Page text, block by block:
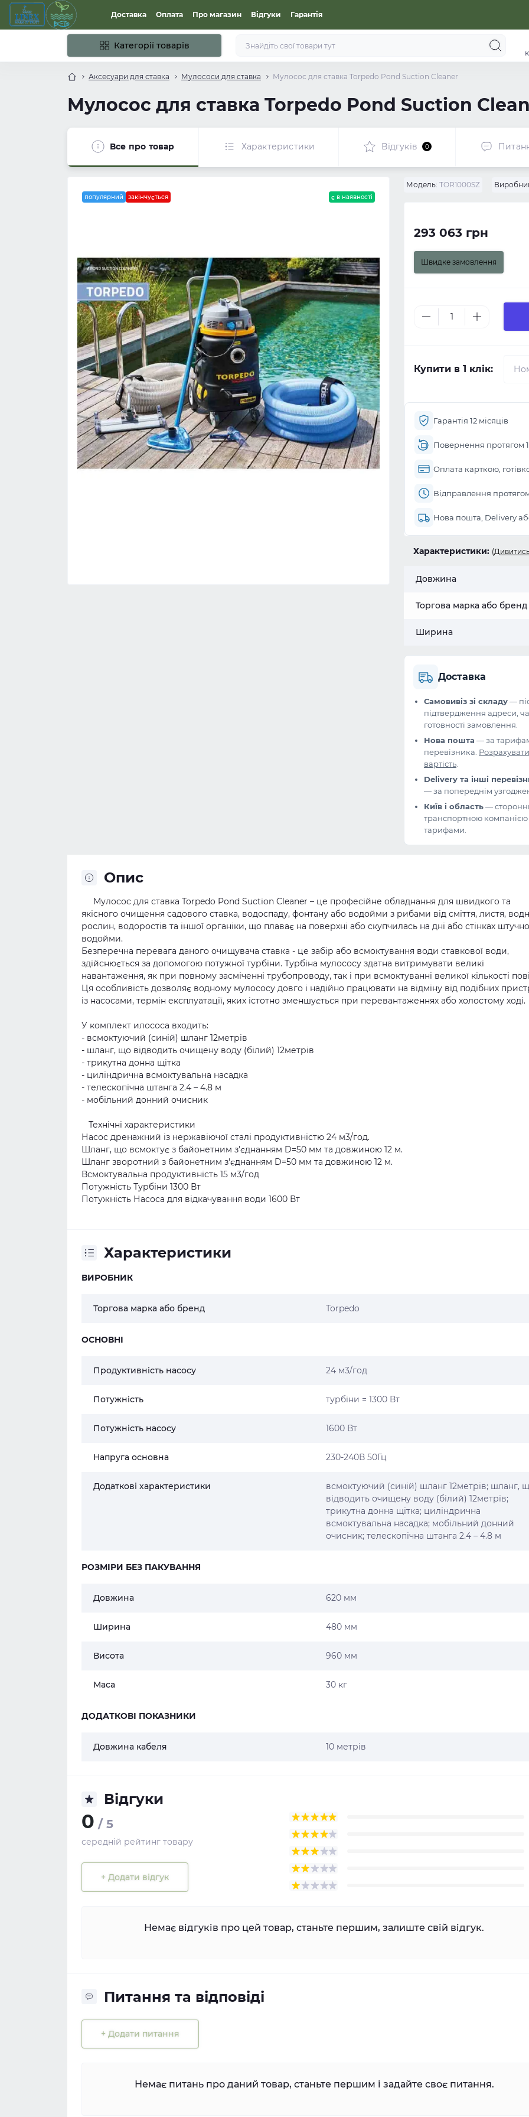
Доставка Оплата Про магазин Відгуки Гарантія
Категорії товарів
Аксесуари для ставка Мулососи для ставка Мулосос для ставка Torpedo Pond Suction Cleaner
Мулосос для ставка Torpedo Pond Suction
Все про товар Характеристики Відгуків 0
популярний закінчується є в наявності
Модель: TOR1000SZ
293 063 грн
Швидке замовлення
Купити в 1 клік:
Гарантія 12 місяців
Повернення протягом
Оплата карткою,
Відправлення протягом
Нова пошта, Delivery
Характеристики:
Довжина
Торгова марка або бренд
Ширина
Доставка
Самовивіз зі складу—
підтвердження адреси,
готовності замовлення.
Нова пошта — за
перевізника. Розрахувати
вартість
Delivery та інші
— за попереднім
Київ і область—
транспортною компанією
тарифами.
Опис
Мулосос для ставка Torpedo Pond Suction Cleaner – це професійне обладнання для швидкого та
якісного очищення садового ставка, водоспаду, фонтану або водойми з рибами від сміття, листя,
рослин, водоростів та іншої органіки, що плаває на поверхні або скупчилась на дні або стінках
водойми.
Безперечна перевага даного очищувача ставка - це забір або всмоктування води ставкової води,
здійснюється за допомогою потужної турбіни. Турбіна мулососу здатна витримувати великі
навантаження, як при повному засміченні трубопроводу, так і при всмоктуванні великої кількості
Ця особливість дозволяє водному мулососу довго і надійно працювати на відміну від подібних
із насосами, термін експлуатації, яких істотно зменшується при перевантаженнях або холостому ході.
У комплект илососа входить:
- всмоктуючий (синій) шланг 12метрів
- шланг, що відводить очищену воду (білий) 12метрів
- трикутна донна щітка
- циліндрична всмоктувальна насадка
- телескопічна штанга 2.4 – 4.8 м
- мобільний донний очисник
Технічні характеристики
Насос дренажний із нержавіючої сталі продуктивністю 24 м3/год.
Шланг, що всмоктує з байонетним з'єднанням D=50 мм та довжиною 12 м.
Шланг зворотний з байонетним з'єднанням D=50 мм та довжиною 12 м.
Всмоктувальна продуктивність 15 м3/год
Потужність Турбіни 1300 Вт
Потужність Насоса для відкачування води 1600 Вт
Характеристики
ВИРОБНИК
Торгова марка або бренд Torpedo
ОСНОВНІ
Продуктивність насосу 24 м3/год
Потужність турбіни = 1300 Вт
Потужність насосу 1600 Вт
Напруга основна 230-240В 50Гц
Додаткові характеристики
всмоктуючий (синій) шланг 12метрів; шланг,
відводить очищену воду (білий) 12метрів;
трикутна донна щітка; циліндрична
всмоктувальна насадка; мобільний донний
очисник; телескопічна штанга 2.4 – 4.8 м
РОЗМІРИ БЕЗ ПАКУВАННЯ
Довжина 620 мм
Ширина 480 мм
Висота 960 мм
Маса 30 кг
ДОДАТКОВІ ПОКАЗНИКИ
Довжина кабеля 10 метрів
Відгуки
0 / 5
середній рейтинг товару
+ Додати відгук
Немає відгуків про цей товар, станьте першим, залиште свій відгук.
Питання та відповіді
+ Додати питання
Немає питань про даний товар, станьте першим і задайте своє питання.